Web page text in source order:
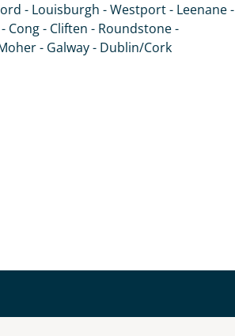
- Louisburgh - Westport - Leenane -
Cong - Cliften - Roundstone -
- Galway - Dublin/Cork
- so individuell wie Sie. Teilen
Sie, um alles Weitere zu
Kinder